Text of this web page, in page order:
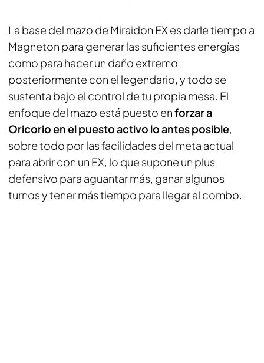
La base del mazo de Miraidon EX es darle tiempo a
Magneton para generar las suficientes energías
como para hacer un daño extremo
posteriormente con el legendario, y todo se
sustenta bajo el control de tu propia mesa. El
enfoque del mazo está puesto enforzar a
Oricorio en el puesto activo lo antes posible,
sobre todo por las facilidades del meta actual
para abrir con un EX, lo que supone un plus
defensivo para aguantar más, ganar algunos
turnos y tener más tiempo para llegar al combo.